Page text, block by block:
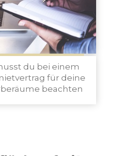
du bei einem
für deine
beachten